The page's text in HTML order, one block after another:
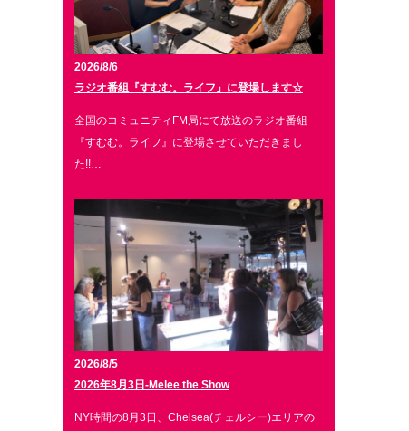
2026/8/6
ラジオ番組『すむむ。ライフ』に登場します☆
全国のコミュニティFM局にて放送のラジオ番組
『すむむ。ライフ』に登場させていただきまし
た!!…
2026/8/5
2026年8月3日-Melee the Show
NY時間の8月3日、Chelsea(チェルシー)エリアの